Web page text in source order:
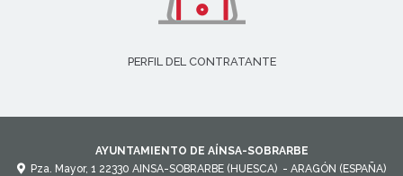
PERFIL DEL CONTRATANTE
AYUNTAMIENTO DE AÍNSA-SOBRARBE
Pza. Mayor, 1 22330 AINSA-SOBRARBE (HUESCA) - ARAGÓN (ESPAÑA)